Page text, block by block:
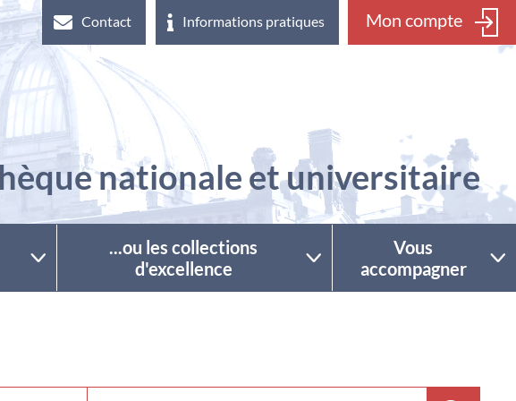
Contact Informations pratiques Mon compte
nationale et universitaire
...ou les collections
d'excellence
Vous
accompagner